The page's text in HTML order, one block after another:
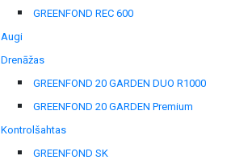
GREENFOND REC 600
Augi
Drenāžas
GREENFOND 20 GARDEN DUO R1000
GREENFOND 20 GARDEN Premium
Kontrolšahtas
GREENFOND SK